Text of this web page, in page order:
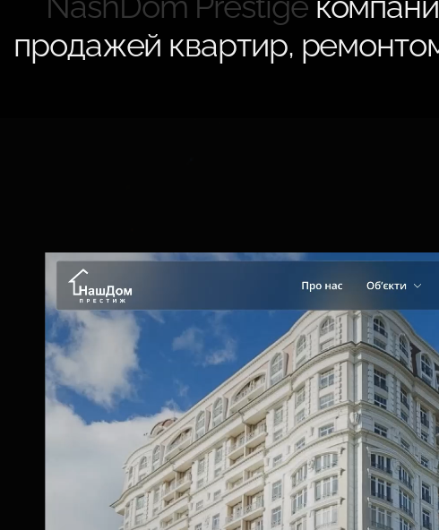
продажей квартир,